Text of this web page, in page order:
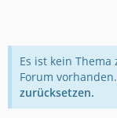
Es ist kein
Forum vorhanden.
zurücksetzen.